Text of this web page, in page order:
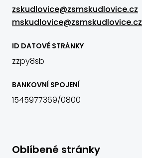
zskudlovice@zsmskudlovice.cz
mskudlovice@zsmskudlovice.cz
ID DATOVÉ STRÁNKY
zzpy8sb
BANKOVNÍ SPOJENÍ
1545977369/0800
Oblíbené stránky